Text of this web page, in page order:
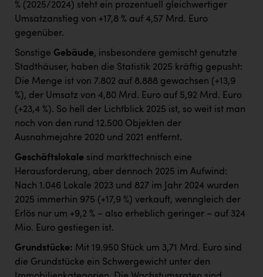
% (2025/2024) steht ein prozentuell gleichwertiger
Umsatzanstieg von +17,8 % auf 4,57 Mrd. Euro
gegenüber.
Sonstige Gebäude, insbesondere gemischt genutzte
Stadthäuser, haben die Statistik 2025 kräftig gepusht:
Die Menge ist von 7.802 auf 8.888 gewachsen (+13,9
%), der Umsatz von 4,80 Mrd. Euro auf 5,92 Mrd. Euro
(+23,4 %). So hell der Lichtblick 2025 ist, so weit ist man
noch von den rund 12.500 Objekten der
Ausnahmejahre 2020 und 2021 entfernt.
Geschäftslokale sind markttechnisch eine
Herausforderung, aber dennoch 2025 im Aufwind:
Nach 1.046 Lokale 2023 und 827 im Jahr 2024 wurden
2025 immerhin 975 (+17,9 %) verkauft, wenngleich der
Erlös nur um +9,2 % – also erheblich geringer – auf 324
Mio. Euro gestiegen ist.
Grundstücke: Mit 19.950 Stück um 3,71 Mrd. Euro sind
die Grundstücke ein Schwergewicht unter den